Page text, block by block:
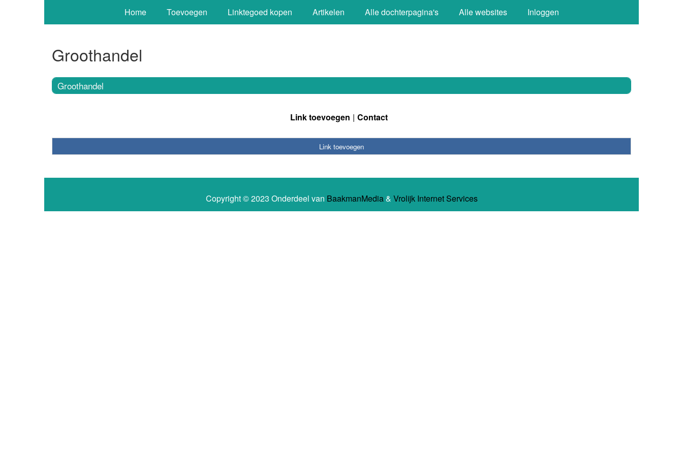
Home Toevoegen Linktegoed kopen Artikelen Alle dochterpagina's Alle websites Inloggen
Groothandel
Groothandel
Link toevoegen Contact
Link toevoegen
Copyright © 2023 Onderdeel van BaakmanMedia& Vrolijk Internet Services